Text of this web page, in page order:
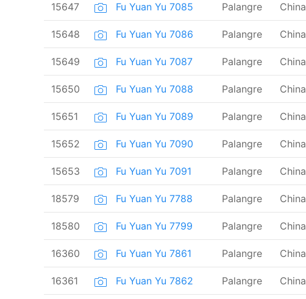
15647 Fu Yuan Yu 7085 Palangre China
15648 Fu Yuan Yu 7086 Palangre China
15649 Fu Yuan Yu 7087 Palangre China
15650 Fu Yuan Yu 7088 Palangre China
15651 Fu Yuan Yu 7089 Palangre China
15652 Fu Yuan Yu 7090 Palangre China
15653 Fu Yuan Yu 7091 Palangre China
18579 Fu Yuan Yu 7788 Palangre China
18580 Fu Yuan Yu 7799 Palangre China
16360 Fu Yuan Yu 7861 Palangre China
16361 Fu Yuan Yu 7862 Palangre China